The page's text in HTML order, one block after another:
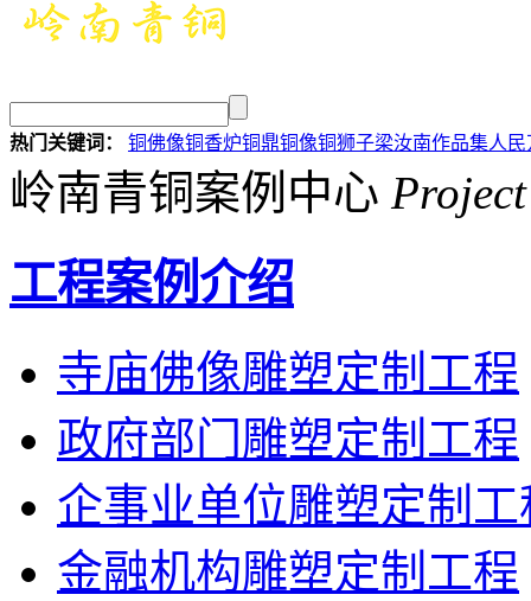
热门关键词： 铜佛像铜香炉铜鼎铜像铜狮子梁汝南作品集人
岭南青铜案例中心
工程案例介绍
寺庙佛像雕塑定制工程
政府部门雕塑定制工程
企事业单位雕塑定制工
金融机构雕塑定制工程